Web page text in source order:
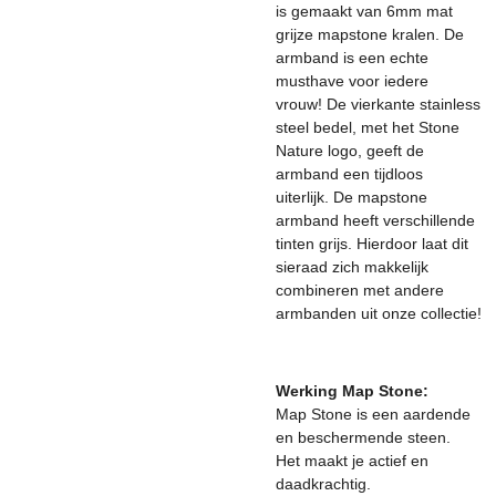
is gemaakt van 6mm mat
grijze mapstone kralen. De
armband is een echte
musthave voor iedere
vrouw! De vierkante stainless
steel bedel, met het Stone
Nature logo, geeft de
armband een tijdloos
uiterlijk. De mapstone
armband heeft verschillende
tinten grijs. Hierdoor laat dit
sieraad zich makkelijk
combineren met andere
armbanden uit onze collectie!
Werking Map Stone:
Map Stone is een aardende
en beschermende steen.
Het maakt je actief en
daadkrachtig.